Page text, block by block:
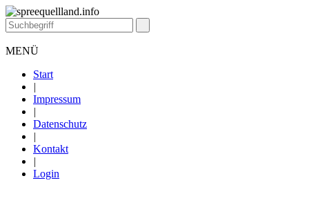
MENÜ
Start
|
Impressum
|
Datenschutz
|
Kontakt
|
Login